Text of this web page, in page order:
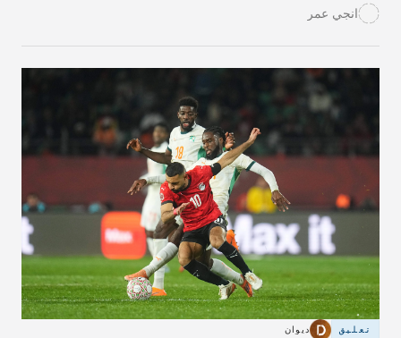
الأخضر.انجي عمر
تعليق ديوان